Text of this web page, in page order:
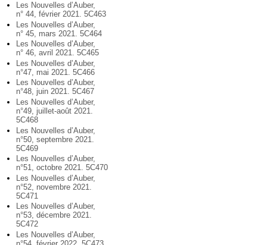
Les Nouvelles d’Auber,
n° 44, février 2021. 5C463
Les Nouvelles d’Auber,
n° 45, mars 2021. 5C464
Les Nouvelles d’Auber,
n° 46, avril 2021. 5C465
Les Nouvelles d’Auber,
n°47, mai 2021. 5C466
Les Nouvelles d’Auber,
n°48, juin 2021. 5C467
Les Nouvelles d’Auber,
n°49, juillet-août 2021.
5C468
Les Nouvelles d’Auber,
n°50, septembre 2021.
5C469
Les Nouvelles d’Auber,
n°51, octobre 2021. 5C470
Les Nouvelles d’Auber,
n°52, novembre 2021.
5C471
Les Nouvelles d’Auber,
n°53, décembre 2021.
5C472
Les Nouvelles d’Auber,